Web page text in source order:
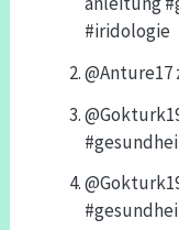
#iridologie
@Anture17